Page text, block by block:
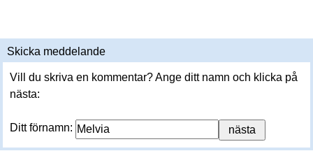
Skicka meddelande
Vill du skriva en kommentar? Ange ditt namn och klicka på
nästa:
Ditt förnamn: